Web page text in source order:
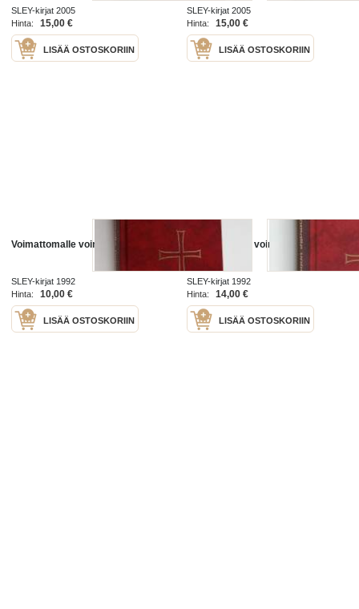
SLEY-kirjat 2005
Hinta:
15,00 €
LISÄÄ OSTOSKORIIN
SLEY-kirjat 2005
Hinta:
15,00 €
LISÄÄ OSTOSKORIIN
Voimattomalle voimaa
SLEY-kirjat 1992
Hinta:
10,00 €
LISÄÄ OSTOSKORIIN
Voimattomalle voimaa
SLEY-kirjat 1992
Hinta:
14,00 €
LISÄÄ OSTOSKORIIN